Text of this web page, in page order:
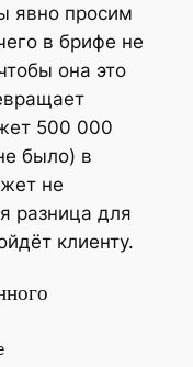
явно просим
в брифе не
она это
500 000
было) в
не
разница для
клиенту.